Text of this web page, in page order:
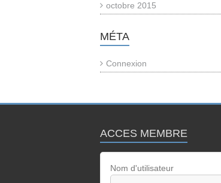
octobre 2015
MÉTA
Connexion
ACCES MEMBRE
Nom d'utilisateur